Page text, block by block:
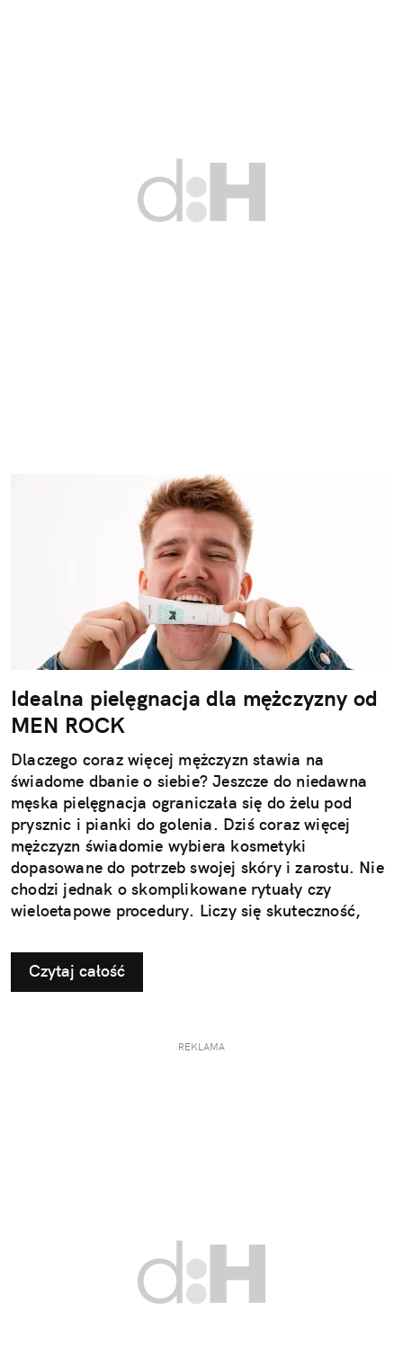
Idealna pielęgnacja dla mężczyzny od
MEN ROCK
Dlaczego coraz więcej mężczyzn stawia na
świadome dbanie o siebie? Jeszcze do niedawna
męska pielęgnacja ograniczała się do żelu pod
prysznic i pianki do golenia. Dziś coraz więcej
mężczyzn świadomie wybiera kosmetyki
dopasowane do potrzeb swojej skóry i zarostu. Nie
chodzi jednak o skomplikowane rytuały czy
wieloetapowe procedury. Liczy się skuteczność,
Nowoczesna pielęgnacja przestała być dodatkiem –
stała się elementem codziennego dbania o siebie,
tak naturalnym jak aktywność fizyczna czy zdrowa
MEN ROCK, tworząc kosmetyki, które są proste w
Czytaj całość
REKLAMA